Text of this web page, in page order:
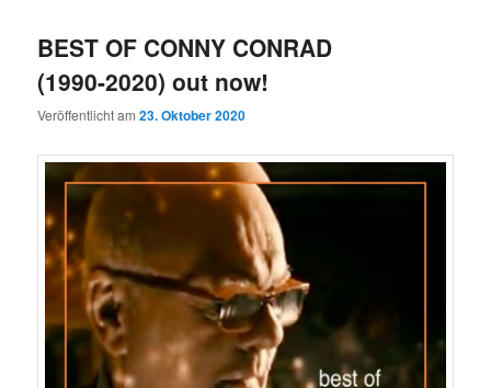
BEST OF CONNY CONRAD
(1990-2020) out now!
Veröffentlicht am23. Oktober 2020